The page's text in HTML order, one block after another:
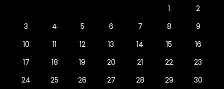
1
2
3
4 5 6 7 8
9
10
11 12 13 14 15
16
17
18 19 20 21 22
23
24
25 26 27 28 29
30